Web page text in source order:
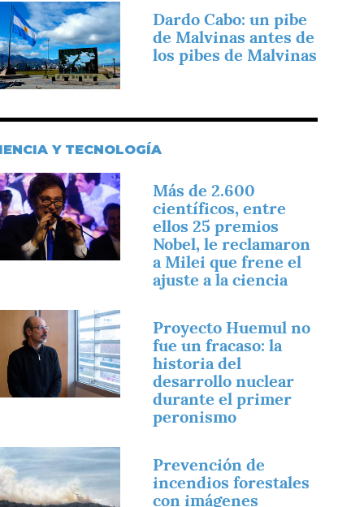
Dardo Cabo: un pibe
de Malvinas antes de
los pibes de Malvinas
Y TECNOLOGÍA
Más de 2.600
científicos, entre
ellos 25 premios
Nobel, le reclamaron
a Milei que frene el
ajuste a la ciencia
Proyecto Huemul no
fue un fracaso: la
historia del
desarrollo nuclear
durante el primer
peronismo
Prevención de
incendios forestales
con imágenes